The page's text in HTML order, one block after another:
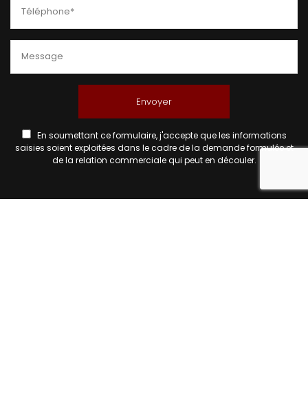
En soumettant ce formulaire, j'accepte que les informations
saisies soient exploitées dans le cadre de la demande formulée et
de la relation commerciale qui peut en découler.